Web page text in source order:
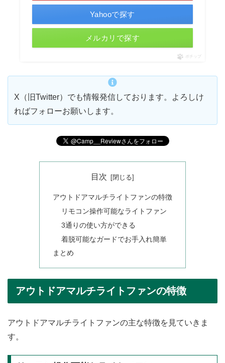
Yahooで探す
メルカリで探す
ポチップ
X（旧Twitter）でも情報発信しております。よろしけ
ればフォローお願いします。
目次
アウトドアマルチライトファンの特徴
リモコン操作可能なライトファン
3通りの使い方ができる
着脱可能なガードでお手入れ簡単
まとめ
アウトドアマルチライトファンの特徴
アウトドアマルチライトファンの主な特徴を見ていきま
す。